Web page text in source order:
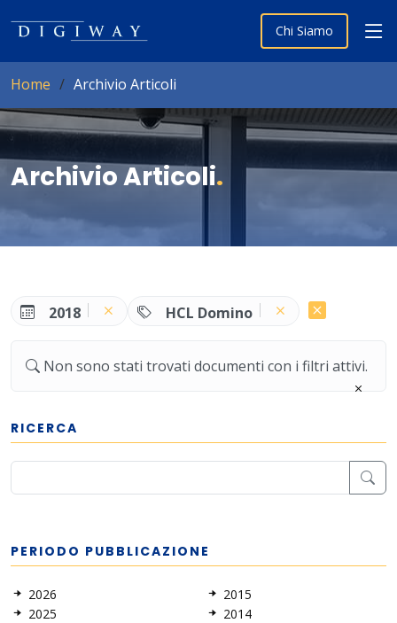
Chi Siamo
Home Archivio Articoli
Archivio Articoli.
2018 HCL Domino
Non sono stati trovati documenti con i filtri attivi.
RICERCA
PERIODO PUBBLICAZIONE
2026
2025
2015
2014